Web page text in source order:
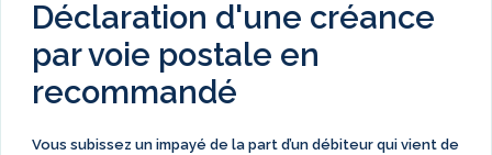
Déclaration d'une créance
par voie postale en
recommandé
Vous subissez un impayé de la part d’un débiteur qui vient de